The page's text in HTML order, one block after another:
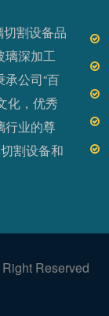
割设备品
璃深加工
公司“百
化，优秀
行业的尊
割设备和
Reserved